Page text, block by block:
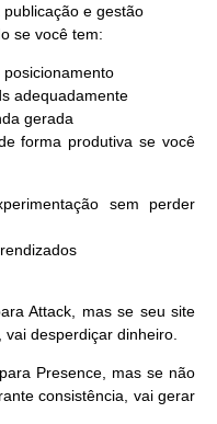
e gestão
se você tem:
adequadamente
gerada
forma produtiva se você
sem perder
Attack, mas se seu site
desperdiçar dinheiro.
Presence, mas se não
consistência, vai gerar